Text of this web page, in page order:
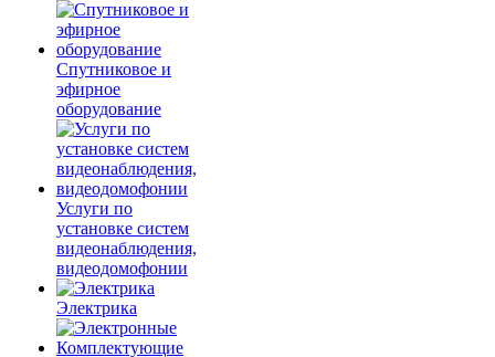
Спутниковое и
эфирное
оборудование
Услуги по
установке систем
видеонаблюдения,
видеодомофонии
Электрика